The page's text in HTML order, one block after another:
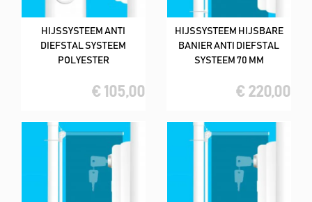
HIJSSYSTEEM ANTI
DIEFSTAL SYSTEEM
POLYESTER
€ 105,00
HIJSSYSTEEM HIJSBARE
BANIER ANTI DIEFSTAL
SYSTEEM 70 MM
€ 220,00